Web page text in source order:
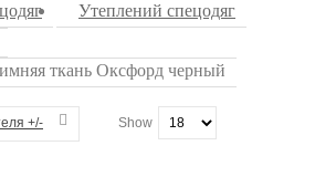
Утеплений спецодяг
ткань Оксфорд черный
+/-
Show